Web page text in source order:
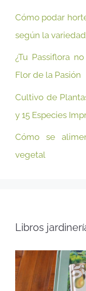
Cómo podar
según la variedad
¿Tu Passiflora
Flor de la Pasión
Cultivo de
y 15 Especies
Cómo se
vegetal
Libros